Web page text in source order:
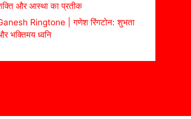
और आस्था का प्रतीक
Ringtone | गणेश रिंगटोन: शुभता
भक्तिमय ध्वनि